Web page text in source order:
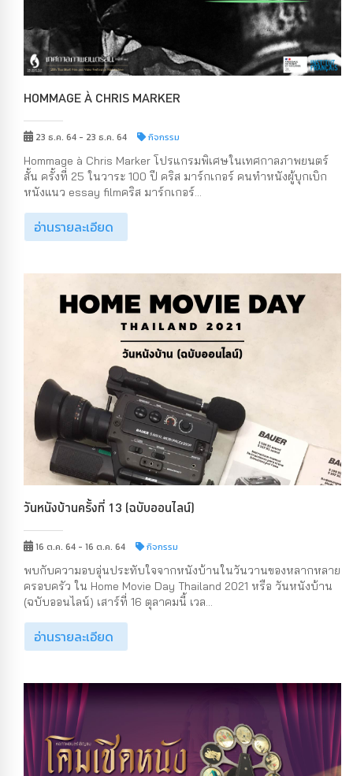
HOMMAGE À CHRIS MARKER
23 ธ.ค. 64 - 23 ธ.ค. 64 กิจกรรม
Hommage à Chris Marker โปรแกรมพิเศษในเทศกาลภาพยนตร์
สั้น ครั้งที่ 25 ในวาระ 100 ปี คริส มาร์กเกอร์ คนทำหนังผู้บุกเบิก
หนังแนว essay filmคริส มาร์กเกอร์...
อ่านรายละเอียด
วันหนังบ้านครั้งที่ 13 (ฉบับออนไลน์)
16 ต.ค. 64 - 16 ต.ค. 64 กิจกรรม
พบกับความอบอุ่นประทับใจจากหนังบ้านในวันวานของหลากหลาย
ครอบครัว ใน Home Movie Day Thailand 2021 หรือ วันหนังบ้าน
(ฉบับออนไลน์) เสาร์ที่ 16 ตุลาคมนี้ เวล...
อ่านรายละเอียด